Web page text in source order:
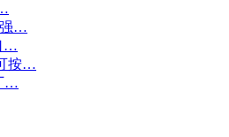
强…
…
按…
…